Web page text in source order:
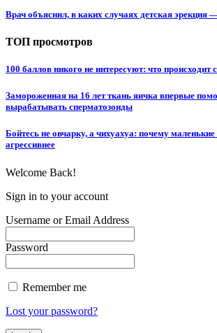
Врач объяснил, в каких случаях детская эрекция
ТОП просмотров
100 баллов никого не интересуют: что происходит
Замороженная на 16 лет ткань яичка впервые
вырабатывать сперматозоиды
Бойтесь не овчарку, а чихуахуа: почему
агрессивнее
Welcome Back!
Sign in to your account
Username or Email Address
Password
Remember me
Lost your password?